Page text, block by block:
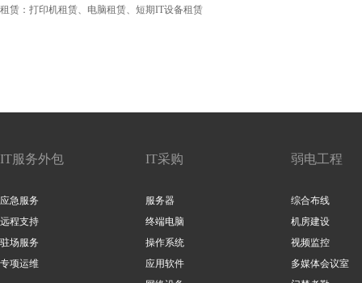
租赁：打印机租赁、电脑租赁、短期IT设备租赁
IT服务外包
应急服务
远程支持
驻场服务
专项运维
IT采购
服务器
终端电脑
操作系统
应用软件
弱电工程
综合布线
机房建设
视频监控
多媒体会议室